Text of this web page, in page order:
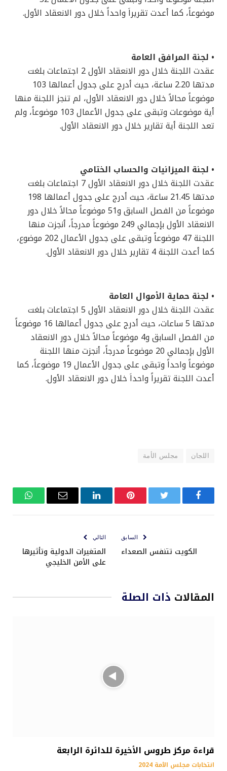
موضوعاً، كما أعدت تقريراَ واحداً خلال دور الانعقاد الأول.
• لجنة المرافق العامة
عقدت اللجنة خلال دور الانعقاد الأول 2 اجتماعات بلغت
مدتها 2.20 ساعة، حيث أدرج على جدول أعمالها 103
موضوعاً محالاً خلال دور الانعقاد الأول، لم تنجز اللجنة منها
أية موضوعات وتبقى على جدول الأعمال 103 موضوعاً، ولم
تعد اللجنة أية تقارير خلال دور الانعقاد الأول.
• لجنة الميزانيات والحساب الختامي
عقدت اللجنة خلال دور الانعقاد الأول 7 اجتماعات بلغت
مدتها 21.45 ساعة، حيث أدرج على جدول أعمالها 198
موضوعاً من الفصل السابق و51 موضوعاً محالاً خلال دور
الانعقاد الأول بإجمالي 249 موضوعاً مدرجاً، أنجزت منها
اللجنة 47 موضوعاً وتبقى على جدول الأعمال 202 موضوع،
كما أعدت اللجنة 4 تقارير خلال دور الانعقاد الأول.
• لجنة حماية الأموال العامة
عقدت اللجنة خلال دور الانعقاد الأول 5 اجتماعات بلغت
مدتها 5 ساعات، حيث أدرج على جدول أعمالها 16 موضوعاً
من الفصل السابق و4 موضوعاً محالاً خلال دور الانعقاد
الأول بإجمالي 20 موضوعاً مدرجاً، أنجزت منها اللجنة
موضوعاً واحداً وتبقى على جدول الأعمال 19 موضوعاً، كما
أعدت اللجنة تقريراً واحداَ خلال دور الانعقاد الأول.
اللجان مجلس الأمة
فيسبوك تويتر بينتيريستلينكدإن
البريد
واتساب
السابق
الكويت تتنفس الصعداء
التالي
المتغيرات الدولية وتأثيرها
على الأمن الخليجي
المقالات ذات الصلة
قراءة مركز طروس الأخيرة للدائرة الرابعة
انتخابات مجلس الأمة 2024